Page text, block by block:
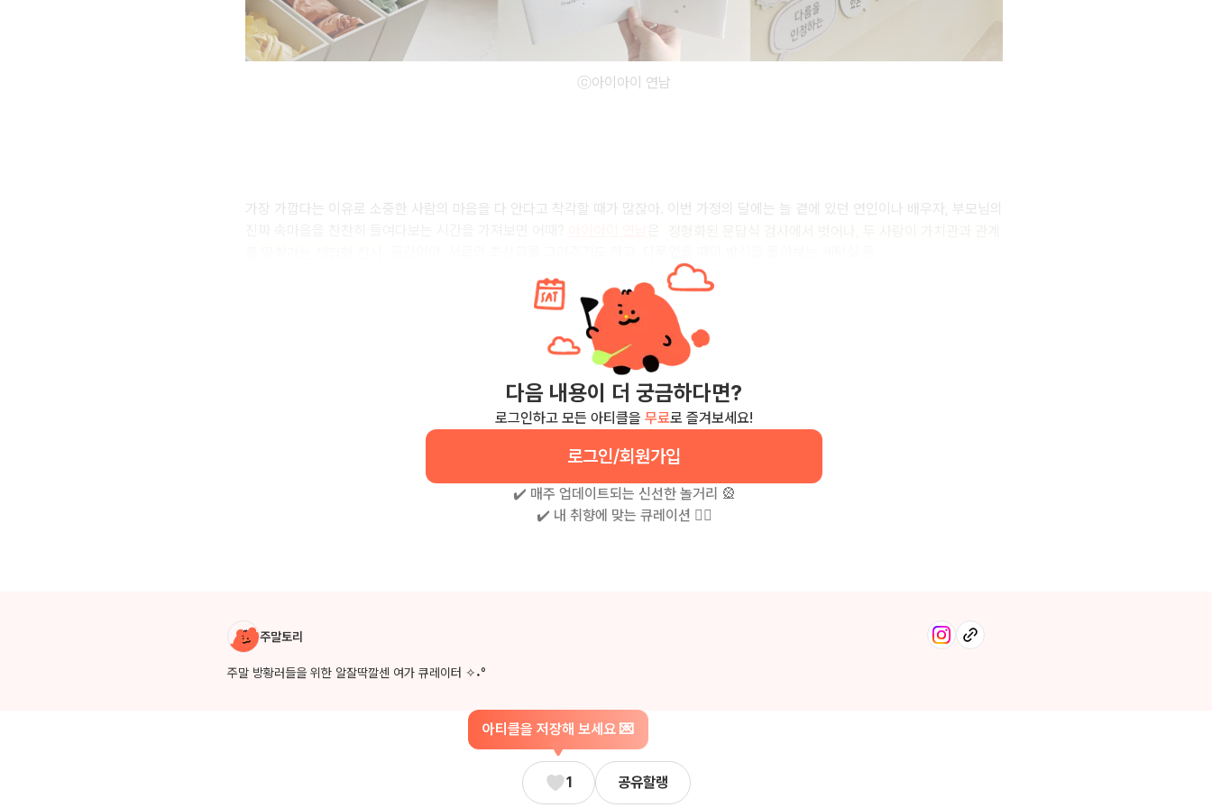
ⓒ아이아이 연남
가장 가깝다는 이유로 소중한 사람의 마음을 다 안다고 착각할 때가 많잖아. 이번 가정의 달에는 늘 곁에 있던 연인이나 배우자, 부모님의
다음 내용이 더 궁금하다면?
로그인하고 모든 아티클을 무료로 즐겨보세요!
로그인/회원가입
✔️ 매주 업데이트되는 신선한 놀거리 🎡
✔️ 내 취향에 맞는 큐레이션 🧚‍♀
작성자 소개
주말토리
주말 방황러들을 위한 알잘딱깔센 여가 큐레이터 ✧˖°
아티클을 저장해 보세요 💌
1 공유할랭